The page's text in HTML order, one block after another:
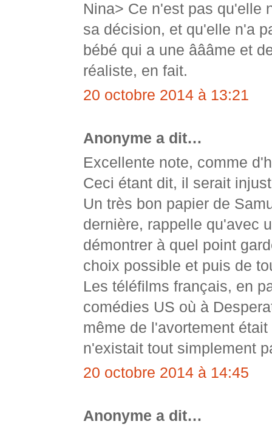
Nina> Ce n'est pas qu'elle
sa décision, et qu'elle n'a
bébé qui a une âââme et
réaliste, en fait.
20 octobre 2014 à 13:21
Anonyme a dit…
Excellente note, comme
Ceci étant dit, il serait
Un très bon papier de
dernière, rappelle qu'avec
démontrer à quel point
choix possible et puis de
Les téléfilms français, en
comédies US où à
même de l'avortement
n'existait tout simplement
20 octobre 2014 à 14:45
Anonyme a dit…